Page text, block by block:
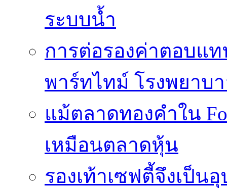
ระบบน้ำ
การต่อรองค่าตอบแ
พาร์ทไทม์ โรงพยาบ
แม้ตลาดทองคำใน
เหมือนตลาดหุ้น
รองเท้าเซฟตี้จึงเป็